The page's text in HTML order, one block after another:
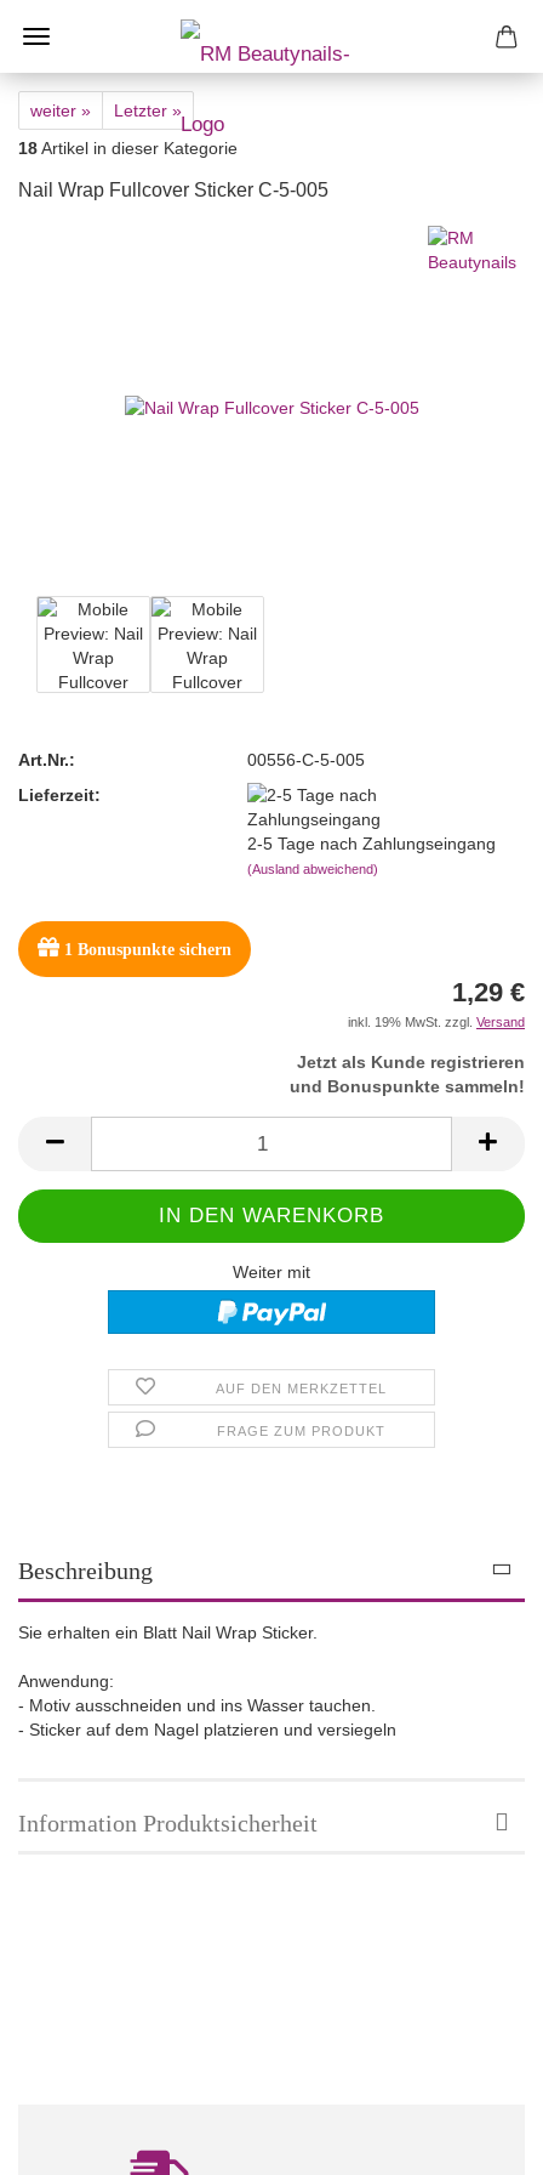
weiter »
Letzter »
18Artikel in dieser Kategorie
Nail Wrap Fullcover Sticker C-5-005
Art.Nr.:
00556-C-5-005
Lieferzeit:
2-5 Tage nach Zahlungseingang
(Ausland abweichend)
1 Bonuspunkte sichern
1,29 €
inkl. 19% MwSt. zzgl. Versand
Jetzt als Kunde registrieren
und Bonuspunkte sammeln!
Weiter mit
AUF DEN MERKZETTEL
FRAGE ZUM PRODUKT
Beschreibung
Sie erhalten ein Blatt Nail Wrap Sticker.
Anwendung:
- Motiv ausschneiden und ins Wasser tauchen.
- Sticker auf dem Nagel platzieren und versiegeln
Information Produktsicherheit